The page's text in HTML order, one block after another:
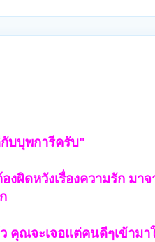
บบุพการีครับ"
ผิดหวังเรื่องความรัก มา
คุณจะเจอแต่คนดีๆเข้ามา